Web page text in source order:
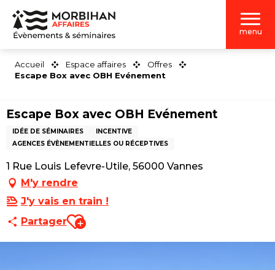
Aller
contenu
menu
Accueil Espace affaires
Offres
Escape Box avec OBH Evénement
Escape Box avec OBH Evénement
IDÉE DE SÉMINAIRES
INCENTIVE
AGENCES ÉVÈNEMENTIELLES OU RÉCEPTIVES
1 Rue Louis Lefevre-Utile, 56000 Vannes
M'y rendre
J'y vais en train !
PartagerAjouter aux favoris